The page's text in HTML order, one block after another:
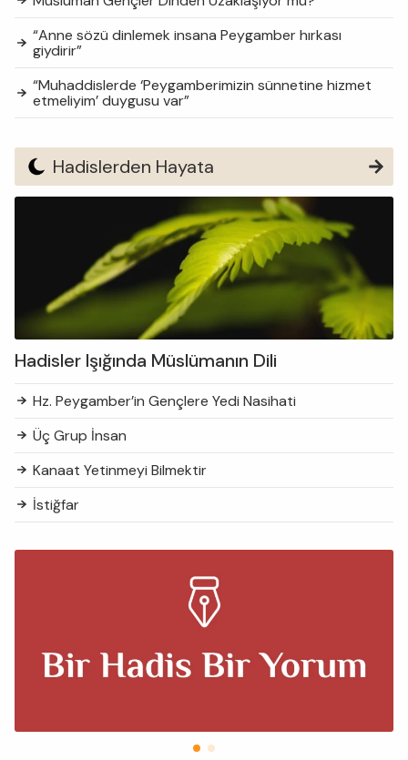
“Anne sözü dinlemek insana Peygamber hırkası
giydirir”
“Muhaddislerde ‘Peygamberimizin sünnetine hizmet
etmeliyim’ duygusu var”
Hadislerden Hayata
Hadisler Işığında Müslümanın Dili
Hz. Peygamber’in Gençlere Yedi Nasihati
Üç Grup İnsan
Kanaat Yetinmeyi Bilmektir
İstiğfar